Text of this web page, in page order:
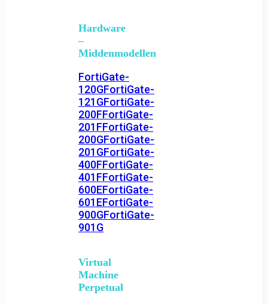
Hardware
–
Middenmodellen
FortiGate-
120GFortiGate-
121GFortiGate-
200FFortiGate-
201FFortiGate-
200GFortiGate-
201GFortiGate-
400FFortiGate-
401FFortiGate-
600EFortiGate-
601EFortiGate-
900GFortiGate-
901G
Virtual
Machine
Perpetual